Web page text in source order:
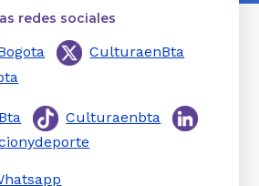
redes sociales
CulturaenBta
Culturaenbta